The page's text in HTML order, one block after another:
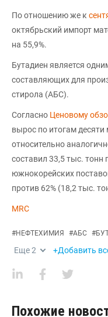
По отношению же к
октябрьский импорт
на 55,9%.
Бутадиен является
составляющих для
стирола (АБС).
Согласно Ценовому
вырос по итогам десяти
относительно
составил 33,5 тыс. тонн
южнокорейских
против 62% (18,2 тыс.
MRC
#НЕФТЕХИМИЯ #АБС #
Еще2 +Добавить
Похожие